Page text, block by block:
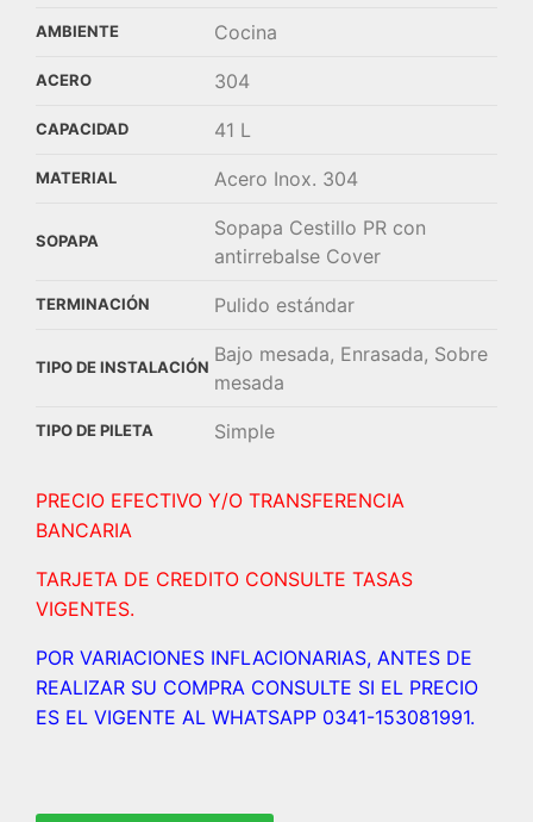
AMBIENTE Cocina
ACERO 304
CAPACIDAD 41 L
MATERIAL Acero Inox. 304
SOPAPA
Sopapa Cestillo PR con
antirrebalse Cover
TERMINACIÓN Pulido estándar
TIPO DE INSTALACIÓN
Bajo mesada, Enrasada, Sobre
mesada
TIPO DE PILETA Simple
PRECIO EFECTIVO Y/O TRANSFERENCIA
BANCARIA
TARJETA DE CREDITO CONSULTE TASAS
VIGENTES.
POR VARIACIONES INFLACIONARIAS, ANTES DE
REALIZAR SU COMPRA CONSULTE SI EL PRECIO
ES EL VIGENTE AL WHATSAPP 0341-153081991.